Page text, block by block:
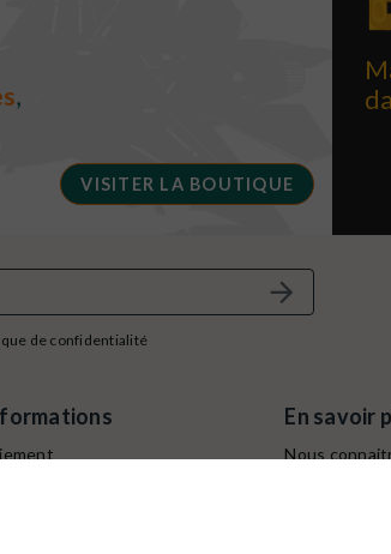
,
VISITER LA BOUTIQUE
de confidentialité
En savoir
Nous